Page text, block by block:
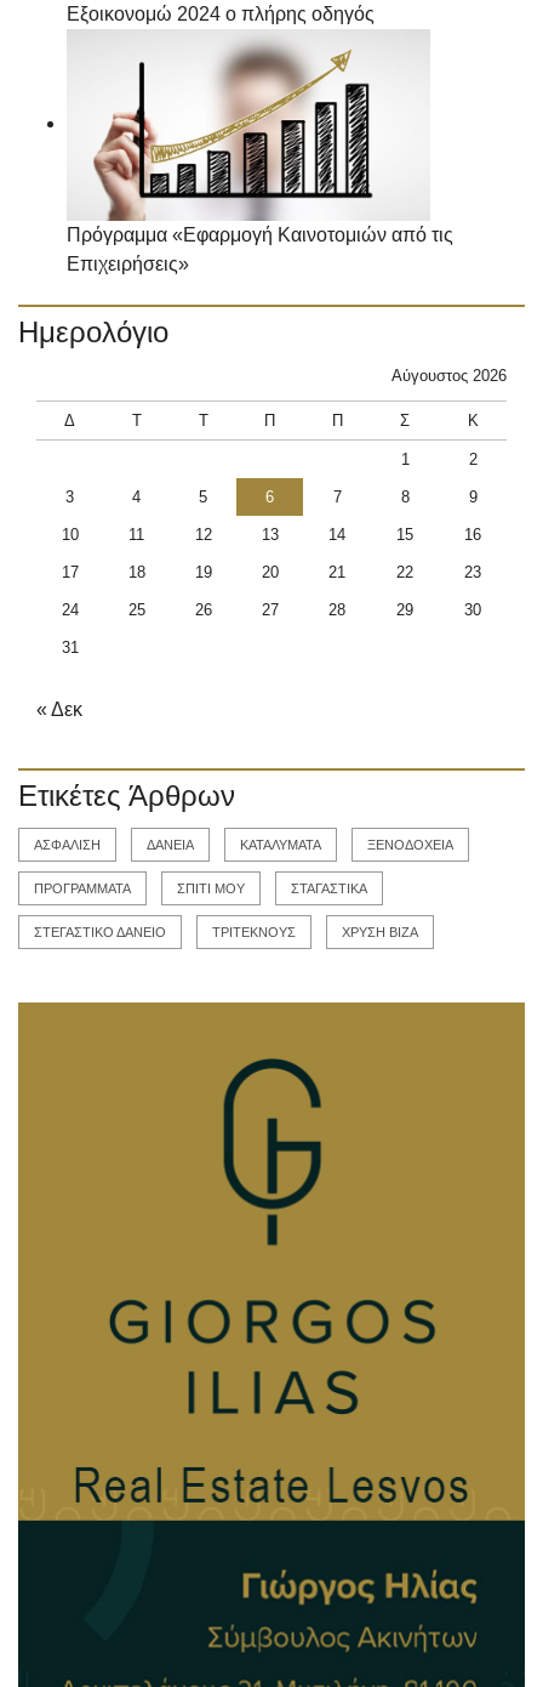
Εξοικονομώ 2024 ο πλήρης οδηγός
Πρόγραμμα «Εφαρμογή Καινοτομιών από τις
Επιχειρήσεις»
Ημερολόγιο
Αύγουστος 2026
Δ Τ Τ Π Π Σ Κ
1 2
3 4 5 6 7 8 9
10 11 12 13 14 15 16
17 18 19 20 21 22 23
24 25 26 27 28 29 30
31
« Δεκ
Ετικέτες Άρθρων
ΑΣΦΑΛΙΣΗ ΔΑΝΕΙΑ ΚΑΤΑΛΥΜΑΤΑ ΞΕΝΟΔΟΧΕΙΑ
ΠΡΟΓΡΑΜΜΑΤΑ ΣΠΙΤΙ ΜΟΥ ΣΤΑΓΑΣΤΙΚΑ
ΣΤΕΓΑΣΤΙΚΟ ΔΑΝΕΙΟ ΤΡΙΤΕΚΝΟΥΣ ΧΡΥΣΗ ΒΙΖΑ